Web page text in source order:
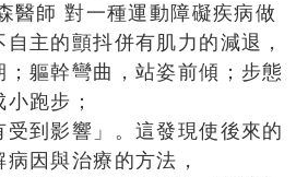
醫師 對一種運動障礙疾病做
主的顫抖併有肌力的減退，
軀幹彎曲，站姿前傾；步態
跑步；
到影響」。這發現使後來的
因與治療的方法，